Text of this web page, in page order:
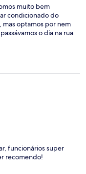
muito bem
condicionado do
mas optamos por nem
o dia na rua
funcionários super
recomendo!